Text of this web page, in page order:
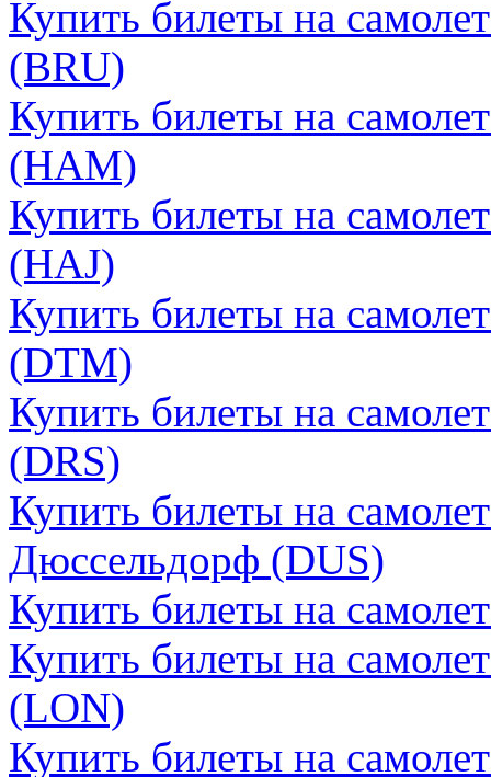
Купить билеты на
(BRU)
Купить билеты на
(HAM)
Купить билеты на
(HAJ)
Купить билеты на
(DTM)
Купить билеты на
(DRS)
Купить билеты на
Дюссельдорф (DUS)
Купить билеты на
Купить билеты на
(LON)
Купить билеты на